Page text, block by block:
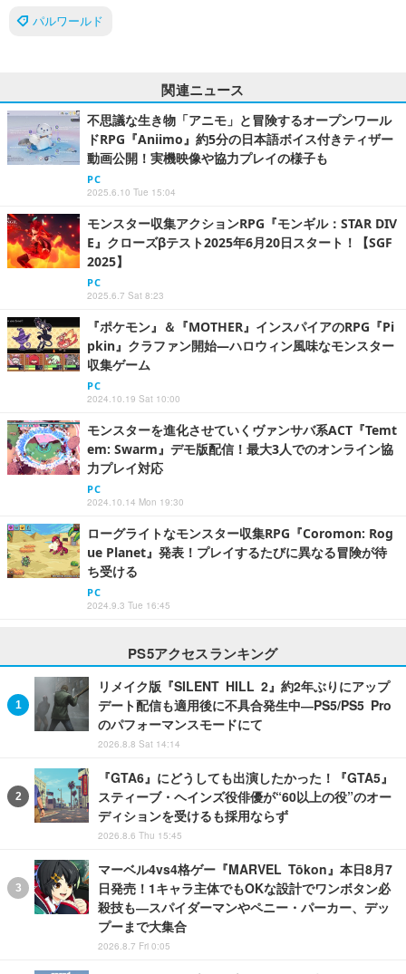
パルワールド
関連ニュース
不思議な生き物「アニモ」と冒険するオープンワール
ドRPG『Aniimo』約5分の日本語ボイス付きティザー
動画公開！実機映像や協力プレイの様子も
PC
2025.6.10 Tue 15:04
モンスター収集アクションRPG『モンギル：STAR DIV
E』クローズβテスト2025年6月20日スタート！【SGF
2025】
PC
2025.6.7 Sat 8:23
『ポケモン』＆『MOTHER』インスパイアのRPG『Pi
pkin』クラファン開始―ハロウィン風味なモンスター
収集ゲーム
PC
2024.10.19 Sat 10:00
モンスターを進化させていくヴァンサバ系ACT『Temt
em: Swarm』デモ版配信！最大3人でのオンライン協
力プレイ対応
PC
2024.10.14 Mon 19:30
ローグライトなモンスター収集RPG『Coromon: Rog
ue Planet』発表！プレイするたびに異なる冒険が待
ち受ける
PC
2024.9.3 Tue 16:45
PS5アクセスランキング
リメイク版『SILENT HILL 2』約2年ぶりにアップ
デート配信も適用後に不具合発生中―PS5/PS5 Pro
のパフォーマンスモードにて
2026.8.8 Sat 14:14
『GTA6』にどうしても出演したかった！『GTA5』
スティーブ・ヘインズ役俳優が“60以上の役”のオー
ディションを受けるも採用ならず
2026.8.6 Thu 15:45
マーベル4vs4格ゲー『MARVEL Tōkon』本日8月7
日発売！1キャラ主体でもOKな設計でワンボタン必
殺技も―スパイダーマンやペニー・パーカー、デッ
プーまで大集合
2026.8.7 Fri 0:05